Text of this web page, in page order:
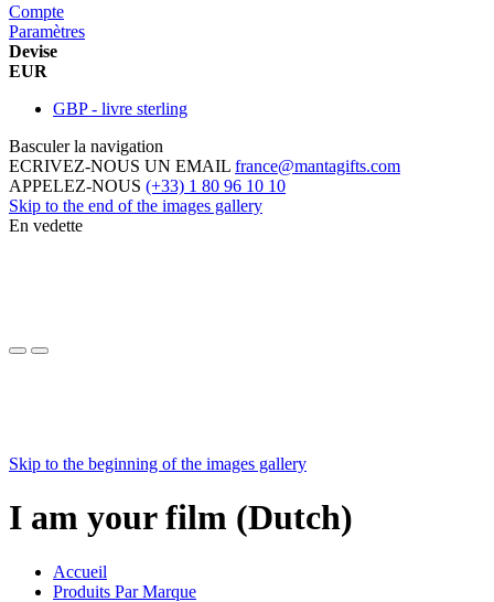
Compte
Paramètres
Devise
EUR
GBP - livre sterling
Basculer la navigation
ECRIVEZ-NOUS UN EMAIL france@mantagifts.com
APPELEZ-NOUS (+33) 1 80 96 10 10
Skip to the end of the images gallery
En vedette
Skip to the beginning of the images gallery
I am your film (Dutch)
Accueil
Produits Par Marque